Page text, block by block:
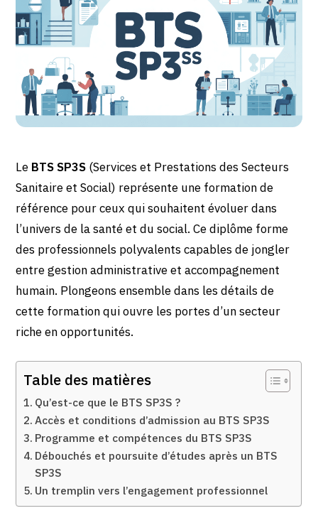
Le BTS SP3S (Services et Prestations des Secteurs
Sanitaire et Social) représente une formation de
référence pour ceux qui souhaitent évoluer dans
l’univers de la santé et du social. Ce diplôme forme
des professionnels polyvalents capables de jongler
entre gestion administrative et accompagnement
humain. Plongeons ensemble dans les détails de
cette formation qui ouvre les portes d’un secteur
riche en opportunités.
Table des matières
Qu’est-ce que le BTS SP3S ?
Accès et conditions d’admission au BTS SP3S
Programme et compétences du BTS SP3S
Débouchés et poursuite d’études après un BTS
SP3S
Un tremplin vers l’engagement professionnel